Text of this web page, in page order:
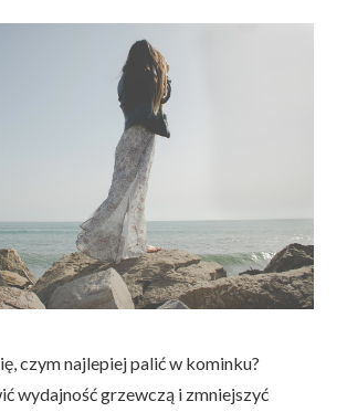
czym najlepiej palić w kominku?
wydajność grzewczą i zmniejszyć